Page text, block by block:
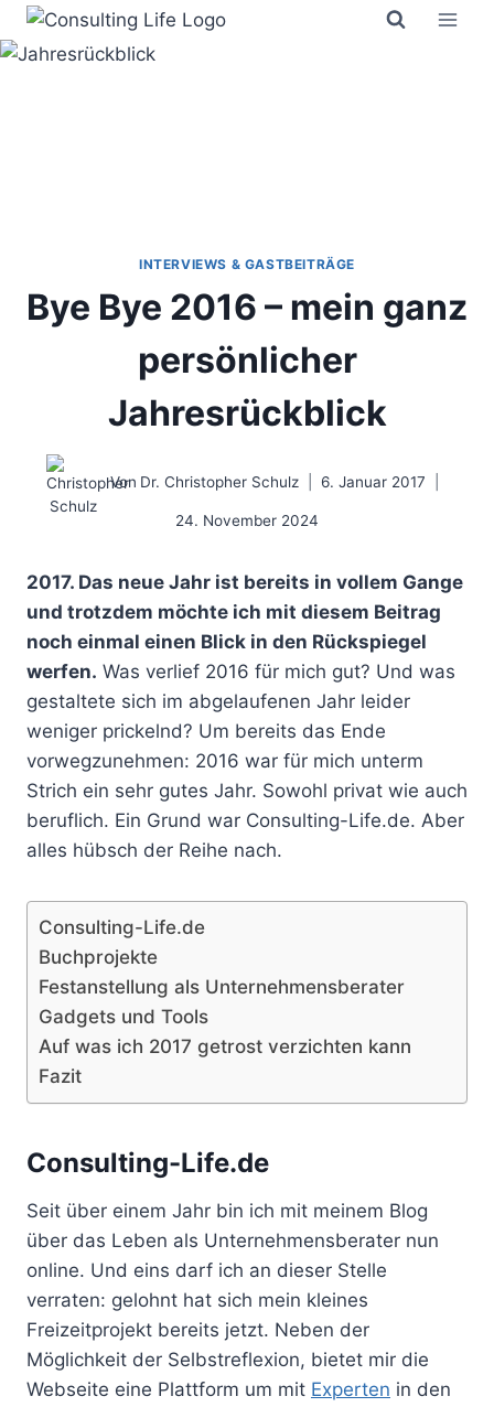
Zum
Inhalt
INTERVIEWS & GASTBEITRÄGE
Bye Bye 2016 – mein ganz
persönlicher
Jahresrückblick
Von Dr. Christopher Schulz 6. Januar 2017
24. November 2024
2017. Das neue Jahr ist bereits in vollem Gange
und trotzdem möchte ich mit diesem Beitrag
noch einmal einen Blick in den Rückspiegel
werfen. Was verlief 2016 für mich gut? Und was
gestaltete sich im abgelaufenen Jahr leider
weniger prickelnd? Um bereits das Ende
vorwegzunehmen: 2016 war für mich unterm
Strich ein sehr gutes Jahr. Sowohl privat wie auch
beruflich. Ein Grund war Consulting-Life.de. Aber
alles hübsch der Reihe nach.
Consulting-Life.de
Buchprojekte
Festanstellung als Unternehmensberater
Gadgets und Tools
Auf was ich 2017 getrost verzichten kann
Fazit
Consulting-Life.de
Seit über einem Jahr bin ich mit meinem Blog
über das Leben als Unternehmensberater nun
online. Und eins darf ich an dieser Stelle
verraten: gelohnt hat sich mein kleines
Freizeitprojekt bereits jetzt. Neben der
Möglichkeit der Selbstreflexion, bietet mir die
Webseite eine Plattform um mit Experten in den